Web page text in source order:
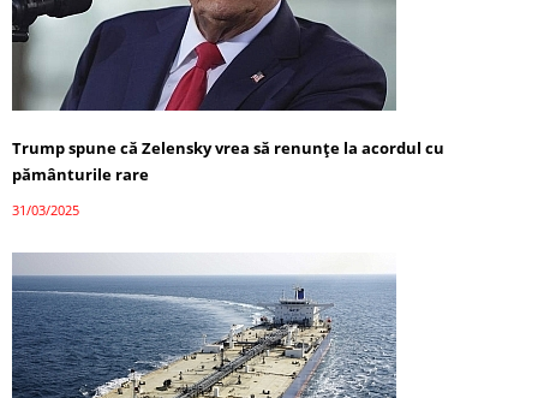
Trump spune că Zelensky vrea să renunțe la acordul cu
pământurile rare
31/03/2025